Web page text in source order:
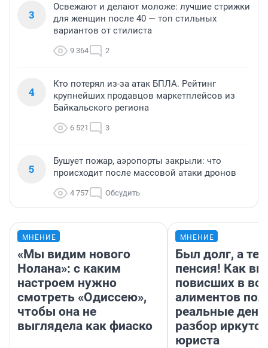
3
Освежают и делают моложе: лучшие стрижки
для женщин после 40 — топ стильных
вариантов от стилиста
9 364 2
4
Кто потерял из-за атак БПЛА. Рейтинг
крупнейших продавцов маркетплейсов из
Байкальского региона
6 521 3
5
Бушует пожар, аэропорты закрыли: что
происходит после массовой атаки дронов
4 757 Обсудить
МНЕНИЕ
«Мы видим нового
Нолана»: с каким
настроем нужно
смотреть «Одиссею»,
чтобы она не
выглядела как фиаско
МНЕНИЕ
Был долг, а
пенсия! Как
повисших в
алиментов
реальные
разбор
юриста